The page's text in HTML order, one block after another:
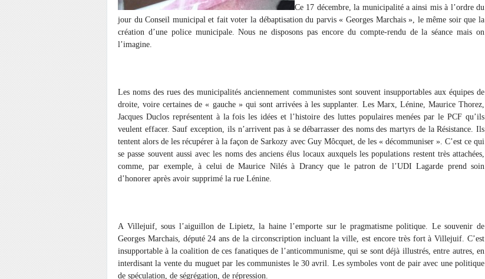
Ce 17 décembre, la municipalité a ainsi mis à l’ordre du
jour du Conseil municipal et fait voter la débaptisation du parvis « Georges Marchais », le même soir que la
création d’une police municipale. Nous ne disposons pas encore du compte-rendu de la séance mais on
l’imagine.
Les noms des rues des municipalités anciennement communistes sont souvent insupportables aux équipes de
droite, voire certaines de « gauche » qui sont arrivées à les supplanter. Les Marx, Lénine, Maurice Thorez,
Jacques Duclos représentent à la fois les idées et l’histoire des luttes populaires menées par le PCF qu’ils
veulent effacer. Sauf exception, ils n’arrivent pas à se débarrasser des noms des martyrs de la Résistance. Ils
tentent alors de les récupérer à la façon de Sarkozy avec Guy Môcquet, de les « décommuniser ». C’est ce qui
se passe souvent aussi avec les noms des anciens élus locaux auxquels les populations restent très attachées,
comme, par exemple, à celui de Maurice Nilés à Drancy que le patron de l’UDI Lagarde prend soin
d’honorer après avoir supprimé la rue Lénine.
A Villejuif, sous l’aiguillon de Lipietz, la haine l’emporte sur le pragmatisme politique. Le souvenir de
Georges Marchais, député 24 ans de la circonscription incluant la ville, est encore très fort à Villejuif. C’est
insupportable à la coalition de ces fanatiques de l’anticommunisme, qui se sont déjà illustrés, entre autres, en
interdisant la vente du muguet par les communistes le 30 avril. Les symboles vont de pair avec une politique
de spéculation, de ségrégation, de répression.